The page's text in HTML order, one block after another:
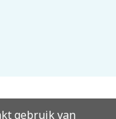
gebruik van